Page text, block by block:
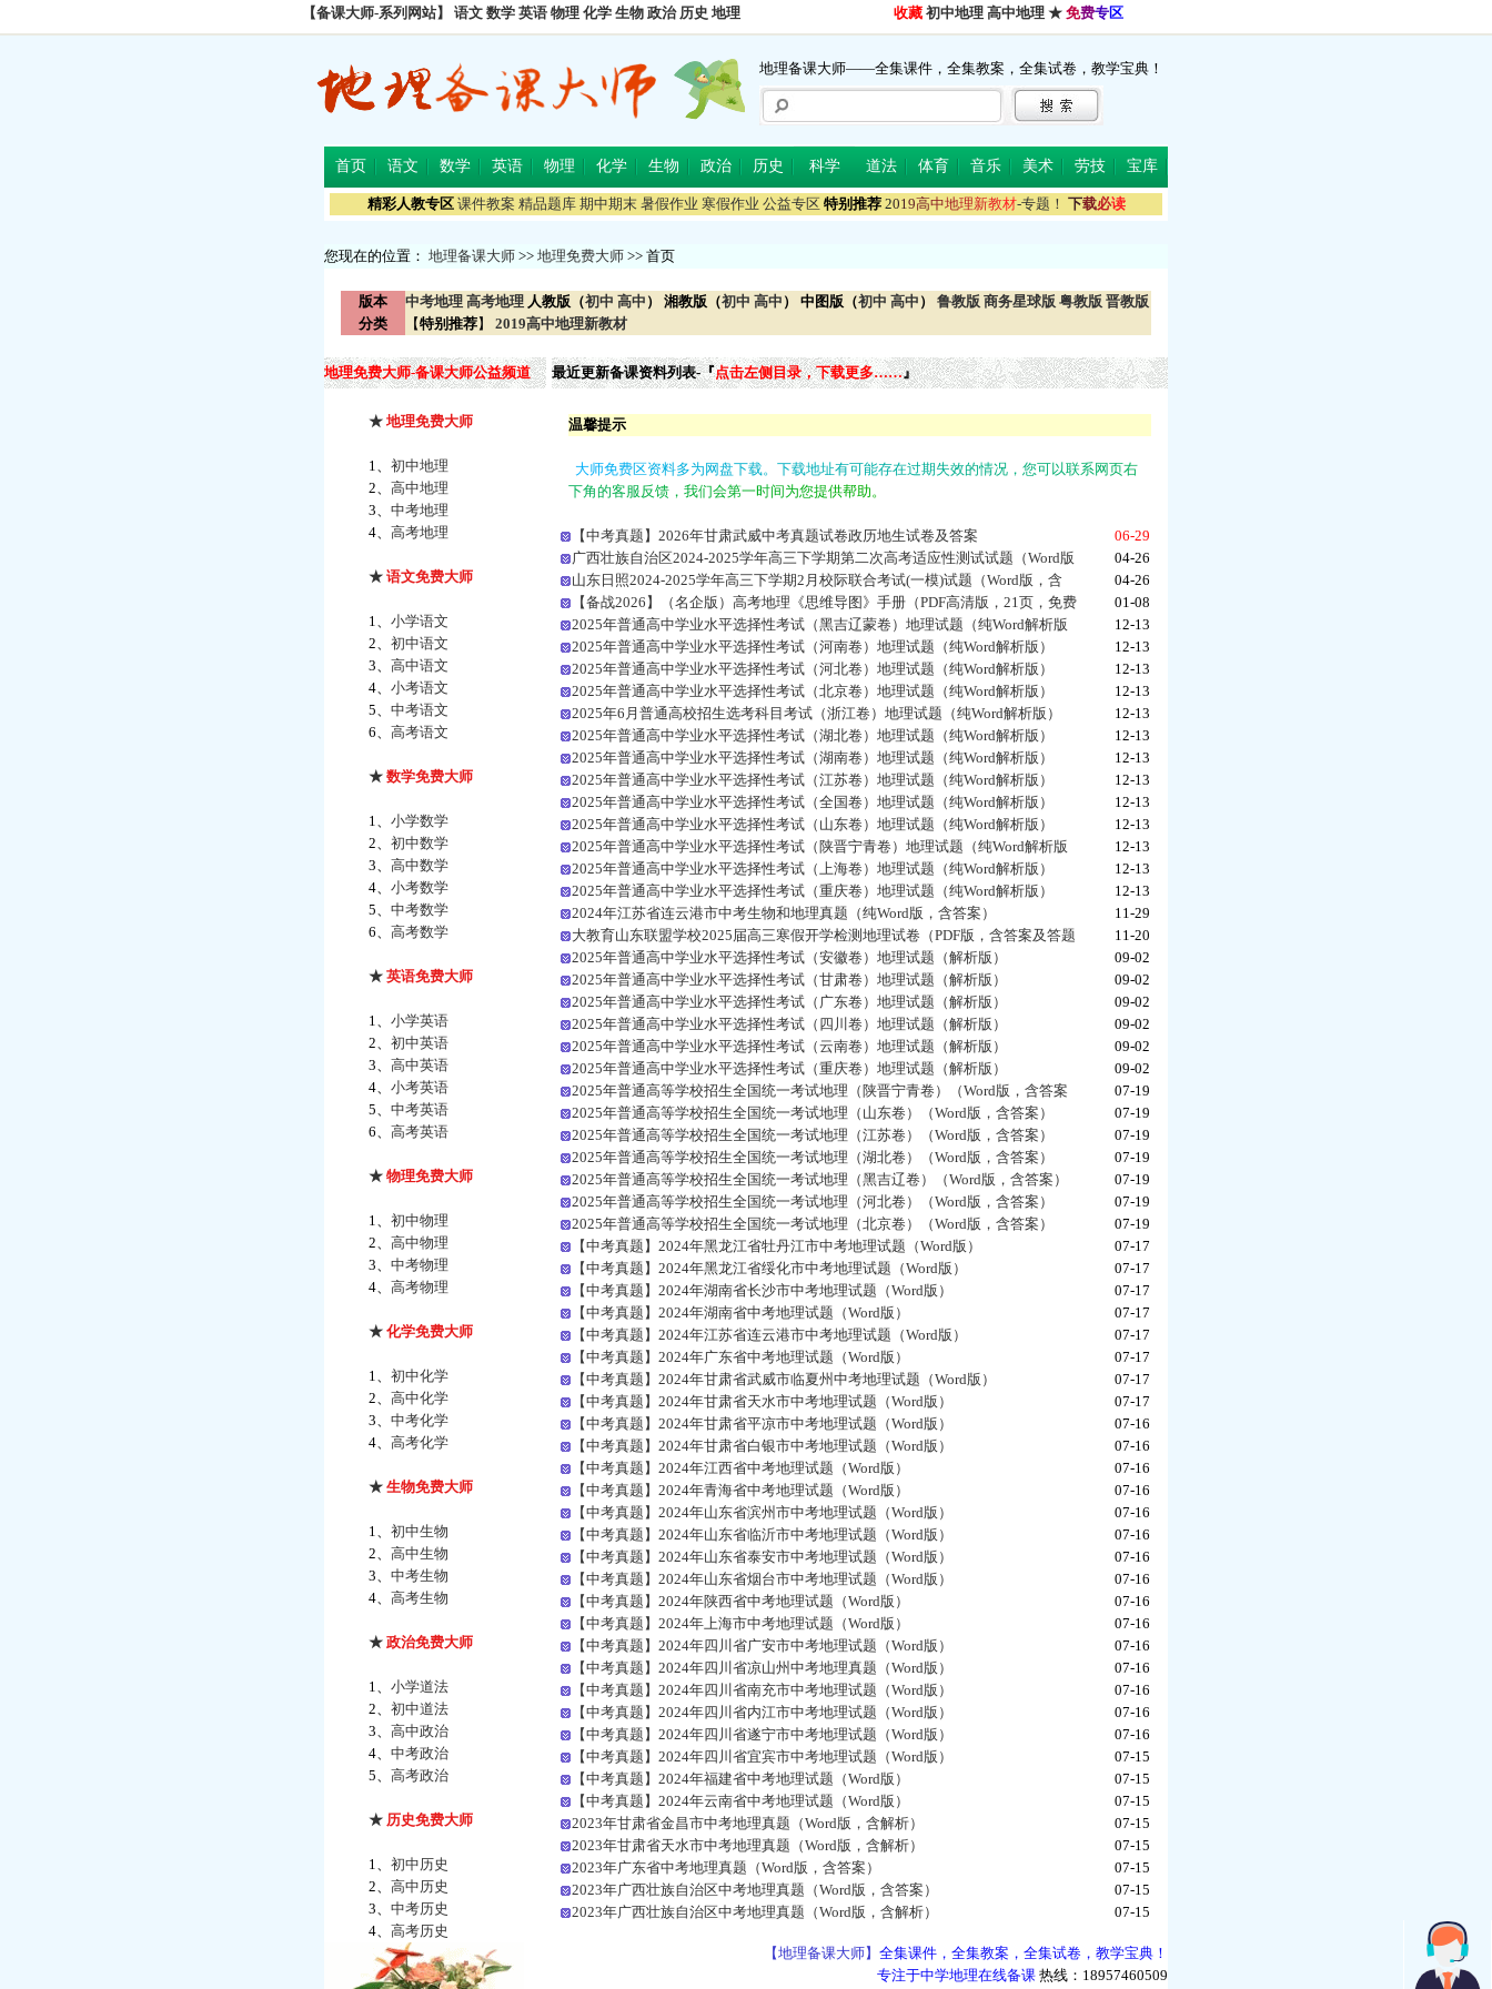
【备课大师-系列网站】 语文 数学 英语 物理 化学 生物 政治 历史 地理 收藏 初中地理 高中地理 ★ 免费专区
地理备课大师——全集课件，全集教案，全集试卷，教学宝典！
首页 语文 数学 英语 物理 化学 生物 政治 历史 科学 道法 体育 音乐 美术 劳技 宝库
精彩人教专区 课件教案 精品题库 期中期末 暑假作业 寒假作业 公益专区 特别推荐 2019高中地理新教材-专题！ 下载必读
您现在的位置： 地理备课大师 >> 地理免费大师 >> 首页
版本
分类
中考地理 高考地理 人教版（初中 高中 ） 湘教版（初中 高中 ） 中图版（初中 高中 ） 鲁教版 商务星球版 粤教版 晋教版
【特别推荐】 2019高中地理新教材
地理免费大师-备课大师公益频道
★ 地理免费大师
1、 初中地理
2、 高中地理
3、 中考地理
4、 高考地理
★ 语文免费大师
1、 小学语文
2、 初中语文
3、 高中语文
4、 小考语文
5、 中考语文
6、 高考语文
★ 数学免费大师
1、 小学数学
2、 初中数学
3、 高中数学
4、 小考数学
5、 中考数学
6、 高考数学
★ 英语免费大师
1、 小学英语
2、 初中英语
3、 高中英语
4、 小考英语
5、 中考英语
6、 高考英语
★ 物理免费大师
1、 初中物理
2、 高中物理
3、 中考物理
4、 高考物理
★ 化学免费大师
1、 初中化学
2、 高中化学
3、 中考化学
4、 高考化学
★ 生物免费大师
1、 初中生物
2、 高中生物
3、 中考生物
4、 高考生物
★ 政治免费大师
1、 小学道法
2、 初中道法
3、 高中政治
4、 中考政治
5、 高考政治
★ 历史免费大师
1、 初中历史
2、 高中历史
3、 中考历史
4、 高考历史
最近更新备课资料列表-『点击左侧目录，下载更多……』
温馨提示
大师免费区资料多为 网盘下载。 下载地址有可能存在过期失效的情况 ， 您可以联系网页右
下角的客服反馈 ， 我们会第一时间为您提供帮助。
【中考真题】2026年甘肃武威中考真题试卷政历地生试卷及答案
06-29
广西壮族自治区2024-2025学年高三下学期第二次高考适应性测试试题（Word版
04-26
山东日照2024-2025学年高三下学期2月校际联合考试(一模)试题（Word版，含
04-26
【备战2026】（名企版）高考地理《思维导图》手册（PDF高清版，21页，免费
01-08
2025年普通高中学业水平选择性考试（黑吉辽蒙卷）地理试题（纯Word解析版
12-13
2025年普通高中学业水平选择性考试（河南卷）地理试题（纯Word解析版）
12-13
2025年普通高中学业水平选择性考试（河北卷）地理试题（纯Word解析版）
12-13
2025年普通高中学业水平选择性考试（北京卷）地理试题（纯Word解析版）
12-13
2025年6月普通高校招生选考科目考试（浙江卷）地理试题（纯Word解析版）
12-13
2025年普通高中学业水平选择性考试（湖北卷）地理试题（纯Word解析版）
12-13
2025年普通高中学业水平选择性考试（湖南卷）地理试题（纯Word解析版）
12-13
2025年普通高中学业水平选择性考试（江苏卷）地理试题（纯Word解析版）
12-13
2025年普通高中学业水平选择性考试（全国卷）地理试题（纯Word解析版）
12-13
2025年普通高中学业水平选择性考试（山东卷）地理试题（纯Word解析版）
12-13
2025年普通高中学业水平选择性考试（陕晋宁青卷）地理试题（纯Word解析版
12-13
2025年普通高中学业水平选择性考试（上海卷）地理试题（纯Word解析版）
12-13
2025年普通高中学业水平选择性考试（重庆卷）地理试题（纯Word解析版）
12-13
2024年江苏省连云港市中考生物和地理真题（纯Word版，含答案）
11-29
大教育山东联盟学校2025届高三寒假开学检测地理试卷（PDF版，含答案及答题
11-20
2025年普通高中学业水平选择性考试（安徽卷）地理试题（解析版）
09-02
2025年普通高中学业水平选择性考试（甘肃卷）地理试题（解析版）
09-02
2025年普通高中学业水平选择性考试（广东卷）地理试题（解析版）
09-02
2025年普通高中学业水平选择性考试（四川卷）地理试题（解析版）
09-02
2025年普通高中学业水平选择性考试（云南卷）地理试题（解析版）
09-02
2025年普通高中学业水平选择性考试（重庆卷）地理试题（解析版）
09-02
2025年普通高等学校招生全国统一考试地理（陕晋宁青卷）（Word版，含答案
07-19
2025年普通高等学校招生全国统一考试地理（山东卷）（Word版，含答案）
07-19
2025年普通高等学校招生全国统一考试地理（江苏卷）（Word版，含答案）
07-19
2025年普通高等学校招生全国统一考试地理（湖北卷）（Word版，含答案）
07-19
2025年普通高等学校招生全国统一考试地理（黑吉辽卷）（Word版，含答案）
07-19
2025年普通高等学校招生全国统一考试地理（河北卷）（Word版，含答案）
07-19
2025年普通高等学校招生全国统一考试地理（北京卷）（Word版，含答案）
07-19
【中考真题】2024年黑龙江省牡丹江市中考地理试题（Word版）
07-17
【中考真题】2024年黑龙江省绥化市中考地理试题（Word版）
07-17
【中考真题】2024年湖南省长沙市中考地理试题（Word版）
07-17
【中考真题】2024年湖南省中考地理试题（Word版）
07-17
【中考真题】2024年江苏省连云港市中考地理试题（Word版）
07-17
【中考真题】2024年广东省中考地理试题（Word版）
07-17
【中考真题】2024年甘肃省武威市临夏州中考地理试题（Word版）
07-17
【中考真题】2024年甘肃省天水市中考地理试题（Word版）
07-17
【中考真题】2024年甘肃省平凉市中考地理试题（Word版）
07-16
【中考真题】2024年甘肃省白银市中考地理试题（Word版）
07-16
【中考真题】2024年江西省中考地理试题（Word版）
07-16
【中考真题】2024年青海省中考地理试题（Word版）
07-16
【中考真题】2024年山东省滨州市中考地理试题（Word版）
07-16
【中考真题】2024年山东省临沂市中考地理试题（Word版）
07-16
【中考真题】2024年山东省泰安市中考地理试题（Word版）
07-16
【中考真题】2024年山东省烟台市中考地理试题（Word版）
07-16
【中考真题】2024年陕西省中考地理试题（Word版）
07-16
【中考真题】2024年上海市中考地理试题（Word版）
07-16
【中考真题】2024年四川省广安市中考地理试题（Word版）
07-16
【中考真题】2024年四川省凉山州中考地理真题（Word版）
07-16
【中考真题】2024年四川省南充市中考地理试题（Word版）
07-16
【中考真题】2024年四川省内江市中考地理试题（Word版）
07-16
【中考真题】2024年四川省遂宁市中考地理试题（Word版）
07-16
【中考真题】2024年四川省宜宾市中考地理试题（Word版）
07-15
【中考真题】2024年福建省中考地理试题（Word版）
07-15
【中考真题】2024年云南省中考地理试题（Word版）
07-15
2023年甘肃省金昌市中考地理真题（Word版，含解析）
07-15
2023年甘肃省天水市中考地理真题（Word版，含解析）
07-15
2023年广东省中考地理真题（Word版，含答案）
07-15
2023年广西壮族自治区中考地理真题（Word版，含答案）
07-15
2023年广西壮族自治区中考地理真题（Word版，含解析）
07-15
【地理备课大师】 全集课件，全集教案，全集试卷，教学宝典！
专注于中学地理在线备课 热线：18957460509